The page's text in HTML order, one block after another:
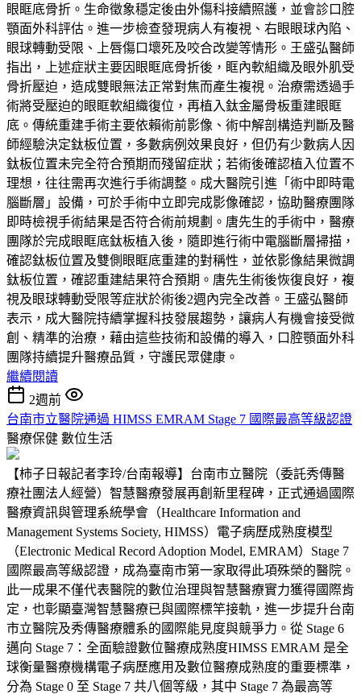
眼眶底骨折。生命徵象穩定後由外傷科接續照護，並會診口腔
顎面外科評估。進一步檢查發現病人有複視、右眼眼球內陷、
眼球轉動受限、上唇傷口壞死及咬合改變等情形。王盛弘醫師
指出，上述症狀主要因眼眶底骨折後，眶內軟組織及眼外肌受
骨折壓迫，造成雙眼無法正常對焦而產生複視。治療需透過手
術將受壓迫的眼眶軟組織復位，再植入鈦金屬骨板重建眼眶
底。傳統重建手術主要依賴術前影像、術中解剖構造判斷及醫
師經驗決定鈦板位置，多數病例效果良好，但仍有少數病人因
鈦板位置未完全符合預期而殘留症狀；若術後確認植入位置不
理想，往往需再次進行手術調整。成大醫院引進「術中即時電
腦斷層」設備，可於手術中立即完成影像確認，協助醫療團隊
即時檢視手術結果是否符合術前規劃。唐先生的手術中，醫療
團隊於完成眼眶底鈦板植入後，隨即進行術中電腦斷層掃描，
確認鈦板位置及雙側眼眶底重建的對稱性，並依影像結果微調
鈦板位置，確認重建結果符合預期。唐先生術後恢復良好，複
視及眼球轉動受限等症狀於術後2週內完全改善。王盛弘醫師
表示，成大醫院持續掌握科技發展趨勢，讓病人有機會接受微
創、精準的治療，藉由這些技術和設備的導入，口腔顎面外科
團隊持續提升醫療品質，守護民眾健康。
繼續閱讀
2週前
台南市立醫院通過 HIMSS EMRAM Stage 7 國際最高等級認證
醫療保健 數位生活
【柿子日報記者李玲/台南報導】台南市立醫院（委託秀傳醫
療社團法人經營）智慧醫療發展再創新里程碑，正式通過國際
醫療資訊與管理系統學會（Healthcare Information and
Management Systems Society, HIMSS）電子病歷成熟度模型
（Electronic Medical Record Adoption Model, EMRAM）Stage 7
國際最高等級認證，成為臺南市第一家取得此項殊榮的醫院。
此一成果不僅代表醫院的數位治理與智慧醫療實力獲得國際肯
定，也彰顯臺灣智慧醫療已與國際標竿接軌，進一步提升台南
市立醫院及秀傳醫療體系的國際能見度與競爭力。從 Stage 6
邁向 Stage 7：全面驗證數位醫療成熟度HIMSS EMRAM 是全
球衡量醫療機構電子病歷應用及數位醫療成熟度的重要標準，
分為 Stage 0 至 Stage 7 共八個等級，其中 Stage 7 為最高等